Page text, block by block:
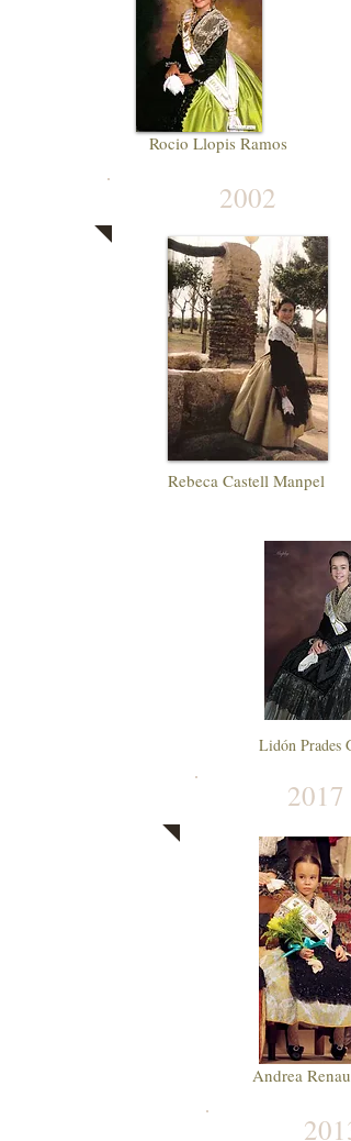
Rocio Llopis Ramos
2002
Rebeca Castell Manpel
Lidón Prades
2017
Andrea Renau
2013